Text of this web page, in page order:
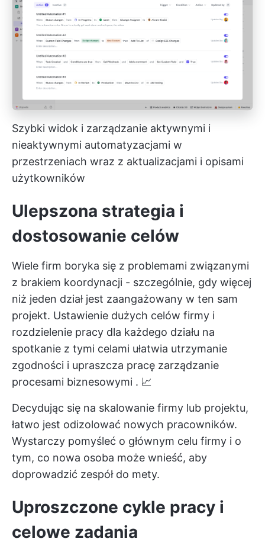
Szybki widok i zarządzanie aktywnymi i
nieaktywnymi automatyzacjami w
przestrzeniach wraz z aktualizacjami i opisami
użytkowników
Ulepszona strategia i
dostosowanie celów
Wiele firm boryka się z problemami związanymi
z brakiem koordynacji - szczególnie, gdy więcej
niż jeden dział jest zaangażowany w ten sam
projekt. Ustawienie dużych celów firmy i
rozdzielenie pracy dla każdego działu na
spotkanie z tymi celami ułatwia utrzymanie
zgodności i upraszcza pracę zarządzanie
procesami biznesowymi . 📈
Decydując się na skalowanie firmy lub projektu,
łatwo jest odizolować nowych pracowników.
Wystarczy pomyśleć o głównym celu firmy i o
tym, co nowa osoba może wnieść, aby
doprowadzić zespół do mety.
Uproszczone cykle pracy i
celowe zadania